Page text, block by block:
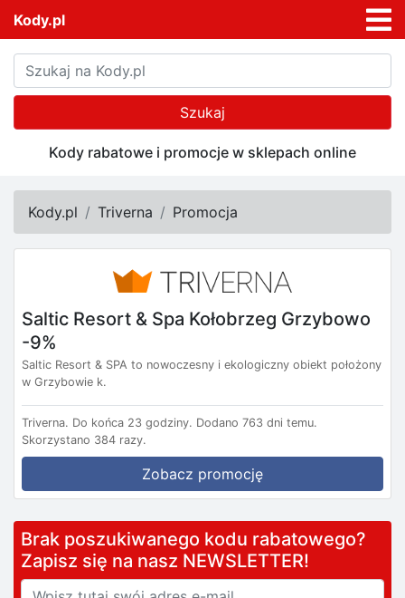
Kody.pl
Szukaj
Kody rabatowe i promocje w sklepach online
Kody.pl Triverna Promocja
Saltic Resort & Spa Kołobrzeg Grzybowo
-9%
Saltic Resort & SPA to nowoczesny i ekologiczny obiekt położony
w Grzybowie k.
Triverna. Do końca 23 godziny. Dodano 763 dni temu.
Skorzystano 384 razy.
Zobacz promocję
Brak poszukiwanego kodu rabatowego?
Zapisz się na nasz NEWSLETTER!